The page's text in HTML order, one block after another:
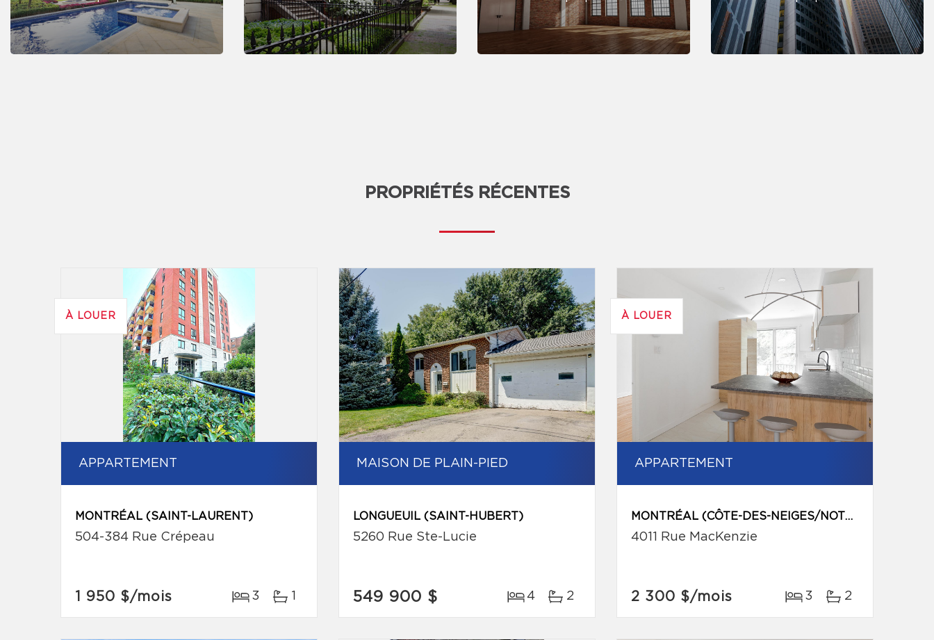
PROPRIÉTÉS RÉCENTES
À LOUER
APPARTEMENT
MONTRÉAL (SAINT-LAURENT)
504-384 Rue Crépeau
1 950 $/mois 3 1
MAISON DE PLAIN-PIED
LONGUEUIL (SAINT-HUBERT)
5260 Rue Ste-Lucie
549 900 $ 4 2
À LOUER
APPARTEMENT
MONTRÉAL (CÔTE-DES-NEIGES/NOTRE-DAME-DE-GRÂCE)
4011 Rue MacKenzie
2 300 $/mois 3 2